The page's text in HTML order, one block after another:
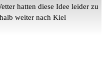
hatten diese Idee leider zu
weiter nach Kiel